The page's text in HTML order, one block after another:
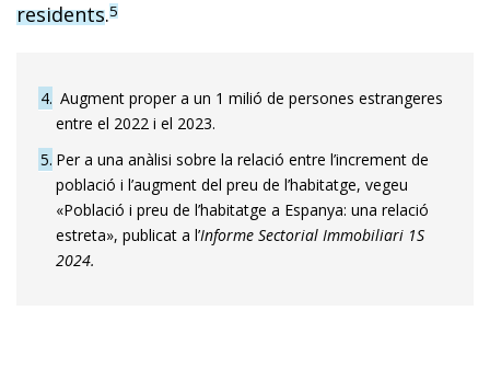
residents.5
4 Augment proper a un 1 milió de persones estrangeres
entre el 2022 i el 2023.
5 Per a una anàlisi sobre la relació entre l’increment de
població i l’augment del preu de l’habitatge, vegeu
«Població i preu de l’habitatge a Espanya: una relació
estreta», publicat a l’Informe Sectorial Immobiliari 1S
2024.